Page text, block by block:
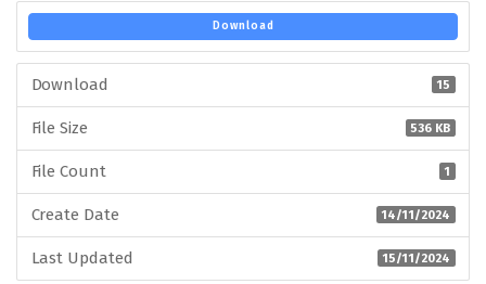
Download
Download 15
File Size 536 KB
File Count 1
Create Date 14/11/2024
Last Updated 15/11/2024